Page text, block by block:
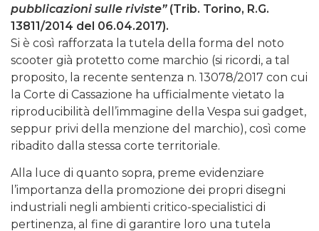
pubblicazioni sulle riviste”(Trib. Torino, R.G.
13811/2014 del 06.04.2017).
Si è così rafforzata la tutela della forma del noto
scooter già protetto come marchio (si ricordi, a tal
proposito, la recente sentenza n. 13078/2017 con cui
la Corte di Cassazione ha ufficialmente vietato la
riproducibilità dell’immagine della Vespa sui gadget,
seppur privi della menzione del marchio), così come
ribadito dalla stessa corte territoriale.
Alla luce di quanto sopra, preme evidenziare
l’importanza della promozione dei propri disegni
industriali negli ambienti critico-specialistici di
pertinenza, al fine di garantire loro una tutela